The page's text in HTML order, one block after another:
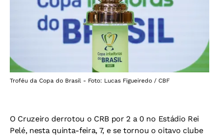
Troféu da Copa do Brasil - Foto: Lucas Figueiredo / CBF
O Cruzeiro derrotou o CRB por 2 a 0 no Estádio Rei
Pelé, nesta quinta-feira, 7, e se tornou o oitavo clube